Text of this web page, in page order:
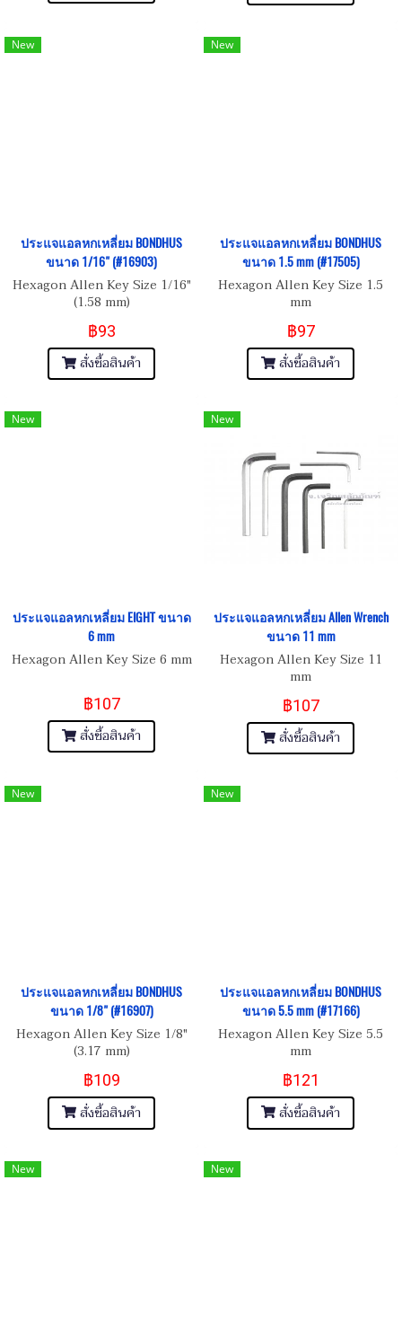
New
ประแจแอลหกเหลี่ยม BONDHUS
ขนาด 1/16" (#16903)
Hexagon Allen Key Size 1/16"
(1.58 mm)
฿93
สั่งซื้อสินค้า
New
ประแจแอลหกเหลี่ยม BONDHUS
ขนาด 1.5 mm (#17505)
Hexagon Allen Key Size 1.5
mm
฿97
สั่งซื้อสินค้า
New
ประแจแอลหกเหลี่ยม EIGHT ขนาด
6 mm
Hexagon Allen Key Size 6 mm
฿107
สั่งซื้อสินค้า
New
ประแจแอลหกเหลี่ยม Allen Wrench
ขนาด 11 mm
Hexagon Allen Key Size 11
mm
฿107
สั่งซื้อสินค้า
New
ประแจแอลหกเหลี่ยม BONDHUS
ขนาด 1/8" (#16907)
Hexagon Allen Key Size 1/8"
(3.17 mm)
฿109
สั่งซื้อสินค้า
New
ประแจแอลหกเหลี่ยม BONDHUS
ขนาด 5.5 mm (#17166)
Hexagon Allen Key Size 5.5
mm
฿121
สั่งซื้อสินค้า
New New